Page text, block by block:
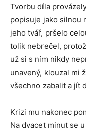
Tvorbu díla
popisuje jako silnou
jeho tvář, pršelo
tolik nebrečel,
už si s ním nikdy
unavený, klouzal mi
všechno zabalit a jít
Krizi mu nakonec
Na dvacet minut se